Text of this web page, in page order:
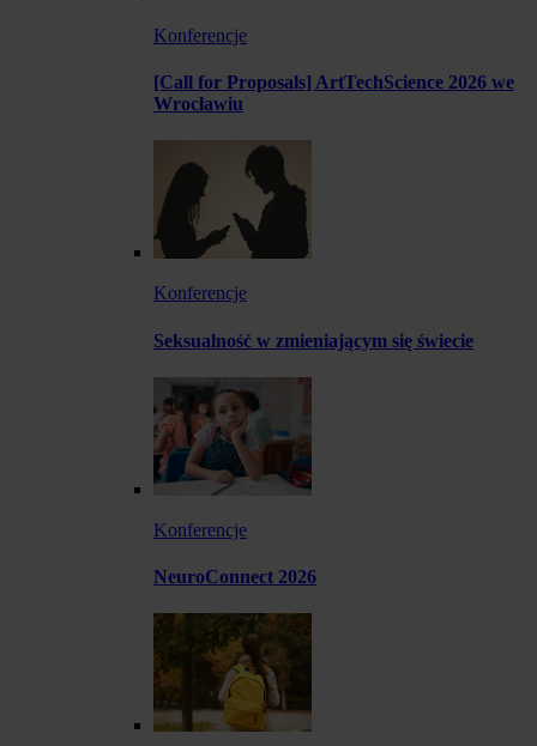
Konferencje
[Call for Proposals] ArtTechScience 2026 we
Wrocławiu
Konferencje
Seksualność w zmieniającym się świecie
Konferencje
NeuroConnect 2026